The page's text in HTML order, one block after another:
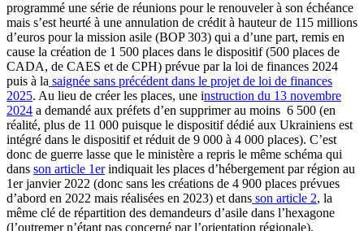
programmé une série de réunions pour le renouveler à son échéance
mais s’est heurté à une annulation de crédit à hauteur de 115 millions
d’euros pour la mission asile (BOP 303) qui a d’une part, remis en
cause la création de 1 500 places dans le dispositif (500 places de
CADA, de CAES et de CPH) prévue par la loi de finances 2024
puis à la saignée sans précédent dans le projet de loi de finances
2025. Au lieu de créer les places, une instruction du 13 novembre
2024 a demandé aux préfets d’en supprimer au moins 6 500 (en
réalité, plus de 11 000 puisque le dispositif dédié aux Ukrainiens est
intégré dans le dispositif et réduit de 9 000 à 4 000 places). C’est
donc de guerre lasse que le ministère a repris le même schéma qui
dans son article 1erindiquait les places d’hébergement par région au
1er janvier 2022 (donc sans les créations de 4 900 places prévues
d’abord en 2022 mais réalisées en 2023) et dans son article 2, la
même clé de répartition des demandeurs d’asile dans l’hexagone
(l’outremer n’étant pas concerné par l’orientation régionale).